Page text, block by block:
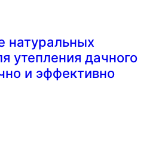
натуральных
утепления дачного
и эффективно